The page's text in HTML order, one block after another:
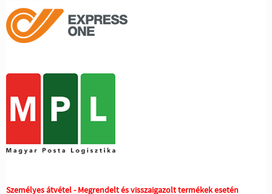
Személyes átvétel - Megrendelt és visszaigazolt termékek esetén